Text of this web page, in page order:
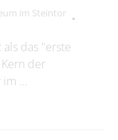
im Steintor
das "erste
der
im …